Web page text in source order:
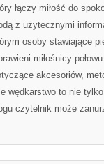
łączy miłość do
z użytecznymi
osoby stawiające
miłośnicy
akcesoriów,
wędkarstwo to nie
czytelnik może